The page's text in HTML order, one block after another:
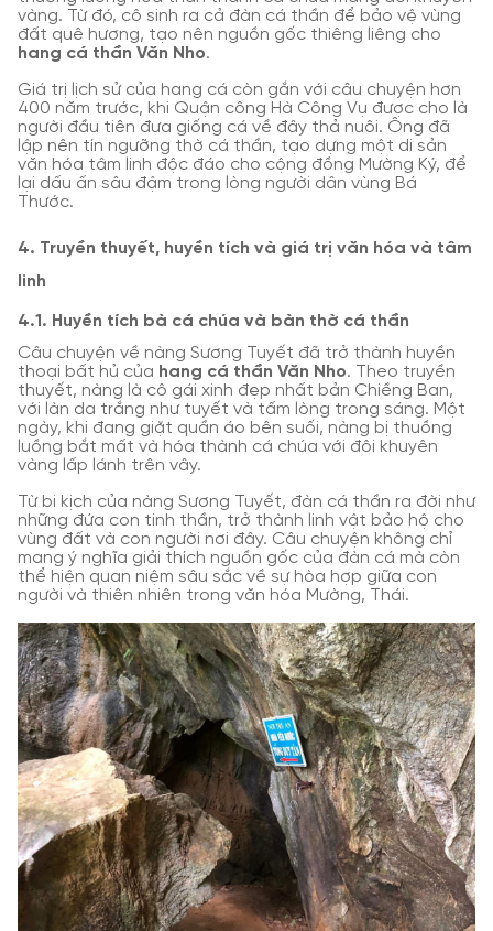
vàng. Từ đó, cô sinh ra cả đàn cá thần để bảo vệ vùng
đất quê hương, tạo nên nguồn gốc thiêng liêng cho
hang cá thần Văn Nho.
Giá trị lịch sử của hang cá còn gắn với câu chuyện hơn
400 năm trước, khi Quận công Hà Công Vụ được cho là
người đầu tiên đưa giống cá về đây thả nuôi. Ông đã
lập nên tín ngưỡng thờ cá thần, tạo dựng một di sản
văn hóa tâm linh độc đáo cho cộng đồng Mường Ký, để
lại dấu ấn sâu đậm trong lòng người dân vùng Bá
Thước.
4. Truyền thuyết, huyền tích và giá trị văn hóa và tâm
linh
4.1. Huyền tích bà cá chúa và bàn thờ cá thần
Câu chuyện về nàng Sương Tuyết đã trở thành huyền
thoại bất hủ của hang cá thần Văn Nho. Theo truyền
thuyết, nàng là cô gái xinh đẹp nhất bản Chiềng Ban,
với làn da trắng như tuyết và tấm lòng trong sáng. Một
ngày, khi đang giặt quần áo bên suối, nàng bị thuồng
luồng bắt mất và hóa thành cá chúa với đôi khuyên
vàng lấp lánh trên vây.
Từ bi kịch của nàng Sương Tuyết, đàn cá thần ra đời như
những đứa con tinh thần, trở thành linh vật bảo hộ cho
vùng đất và con người nơi đây. Câu chuyện không chỉ
mang ý nghĩa giải thích nguồn gốc của đàn cá mà còn
thể hiện quan niệm sâu sắc về sự hòa hợp giữa con
người và thiên nhiên trong văn hóa Mường, Thái.